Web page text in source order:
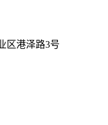
区港泽路3号